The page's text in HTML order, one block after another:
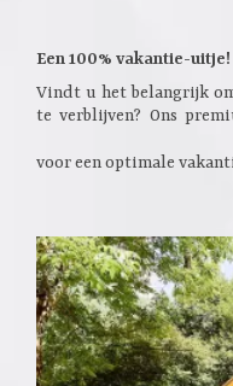
Een 100% vakantie-uitje!
Vindt u het belangrijk
te verblijven? Ons
voor een optimale